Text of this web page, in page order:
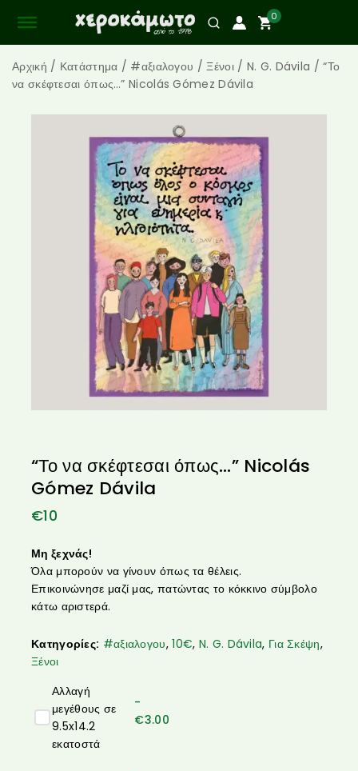
0
Αρχική / Κατάστημα / #αξιαλογου / Ξένοι / N. G. Dávila / “Το
να σκέφτεσαι όπως…” Nicolás Gómez Dávila
“Το να σκέφτεσαι όπως…” Nicolás
Gómez Dávila
€10
Μη ξεχνάς!
Όλα μπορούν να γίνουν όπως τα θέλεις.
Επικοινώνησε μαζί μας, πατώντας το κόκκινο σύμβολο
κάτω αριστερά.
Κατηγορίες: #αξιαλογου,10€, N. G. Dávila, Για Σκέψη,
Ξένοι
Αλλαγή
μεγέθους σε
9.5x14.2
εκατοστά
-
€3.00